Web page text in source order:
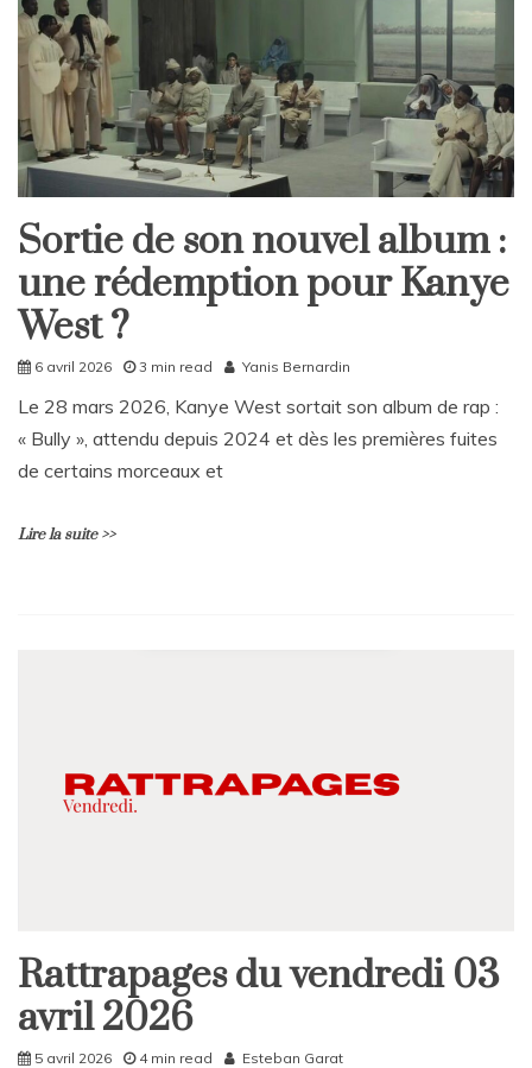
Culture
Home
Sortie de son nouvel album :
une rédemption pour Kanye
West ?
6 avril 2026 3 min read Yanis Bernardin
Le 28 mars 2026, Kanye West sortait son album de rap :
« Bully », attendu depuis 2024 et dès les premières fuites
de certains morceaux et
Lire la suite >>
Rattrapages
Rattrapages
Rattrapages du vendredi 03
avril 2026
5 avril 2026 4 min read Esteban Garat